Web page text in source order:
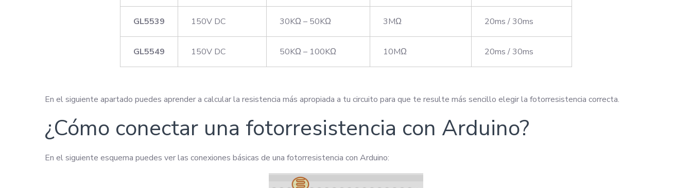
GL5539 150V DC 30KΩ – 50KΩ 3MΩ 20ms / 30ms
GL5549 150V DC 50KΩ – 100KΩ 10MΩ 20ms / 30ms
En el siguiente apartado puedes aprender a calcular la resistencia más apropiada a tu circuito para que te resulte más sencillo elegir la fotorresistencia correcta.
¿Cómo conectar una fotorresistencia con Arduino?
En el siguiente esquema puedes ver las conexiones básicas de una fotorresistencia con Arduino: